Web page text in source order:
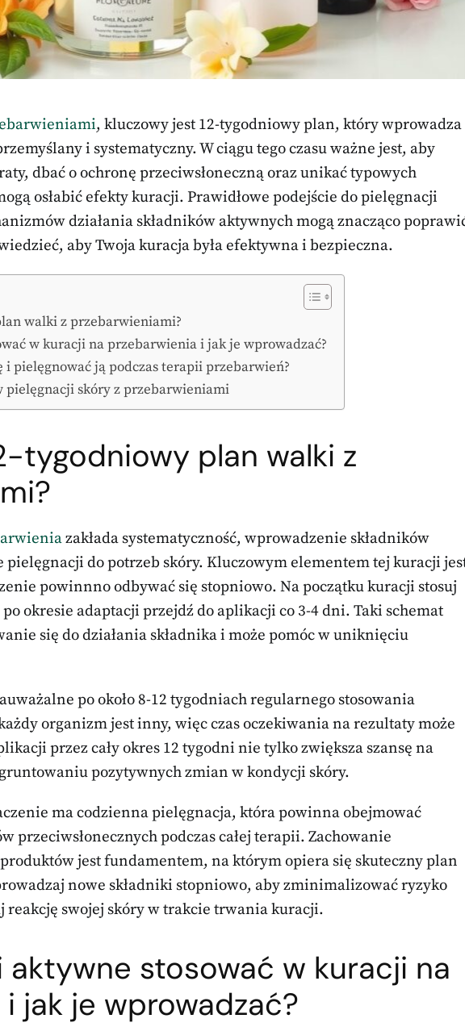
, kluczowy jest 12-tygodniowy plan, który wprowadza
i systematyczny. W ciągu tego czasu ważne jest, aby
dbać o ochronę przeciwsłoneczną oraz unikać typowych
osłabić efekty kuracji. Prawidłowe podejście do pielęgnacji
działania składników aktywnych mogą znacząco
aby Twoja kuracja była efektywna i bezpieczna.
walki z przebarwieniami?
w kuracji na przebarwienia i jak je wprowadzać?
i pielęgnować ją podczas terapii przebarwień?
pielęgnacji skóry z przebarwieniami
tygodniowy plan walki z
?
zakłada systematyczność, wprowadzenie składników
pielęgnacji do potrzeb skóry. Kluczowym elementem tej kuracji
powinnno odbywać się stopniowo. Na początku kuracji stosuj
okresie adaptacji przejdź do aplikacji co 3-4 dni. Taki schemat
się do działania składnika i może pomóc w uniknięciu
po około 8-12 tygodniach regularnego stosowania
organizm jest inny, więc czas oczekiwania na rezultaty może
przez cały okres 12 tygodni nie tylko zwiększa szansę na
pozytywnych zmian w kondycji skóry.
ma codzienna pielęgnacja, która powinna obejmować
przeciwsłonecznych podczas całej terapii. Zachowanie
jest fundamentem, na którym opiera się skuteczny plan
nowe składniki stopniowo, aby zminimalizować ryzyko
reakcję swojej skóry w trakcie trwania kuracji.
aktywne stosować w kuracji na
jak je wprowadzać?